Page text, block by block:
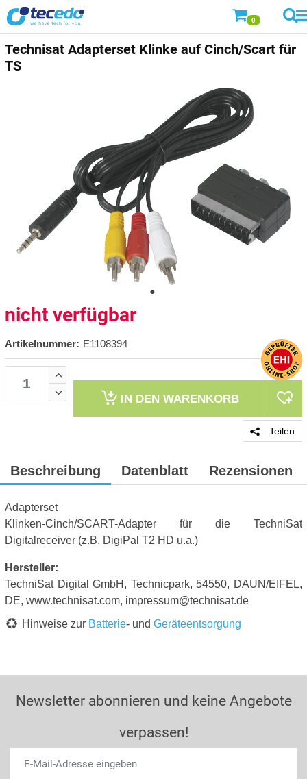
0
Technisat Adapterset Klinke auf Cinch/Scart für
TS
nicht verfügbar
Artikelnummer: E1108394
IN DEN WARENKORB
Teilen
Beschreibung Datenblatt Rezensionen
Adapterset
Klinken-Cinch/SCART-Adapter für die TechniSat
Digitalreceiver (z.B. DigiPal T2 HD u.a.)
Hersteller:
TechniSat Digital GmbH, Technicpark, 54550, DAUN/EIFEL,
DE, www.technisat.com, impressum@technisat.de
Hinweise zur Batterie- und Geräteentsorgung
Newsletter abonnieren und keine Angebote
verpassen!